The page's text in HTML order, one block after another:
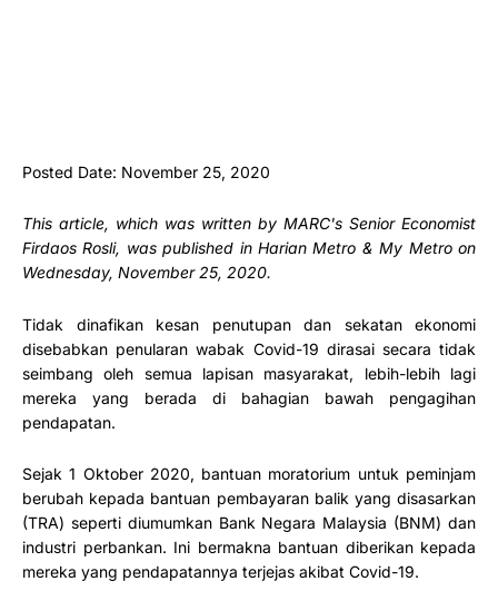
Posted Date: November 25, 2020
This article, which was written by MARC's Senior Economist
Firdaos Rosli, was published in Harian Metro & My Metro on
Wednesday, November 25, 2020.
Tidak dinafikan kesan penutupan dan sekatan ekonomi
disebabkan penularan wabak Covid-19 dirasai secara tidak
seimbang oleh semua lapisan masyarakat, lebih-lebih lagi
mereka yang berada di bahagian bawah pengagihan
pendapatan.
Sejak 1 Oktober 2020, bantuan moratorium untuk peminjam
berubah kepada bantuan pembayaran balik yang disasarkan
(TRA) seperti diumumkan Bank Negara Malaysia (BNM) dan
industri perbankan. Ini bermakna bantuan diberikan kepada
mereka yang pendapatannya terjejas akibat Covid-19.